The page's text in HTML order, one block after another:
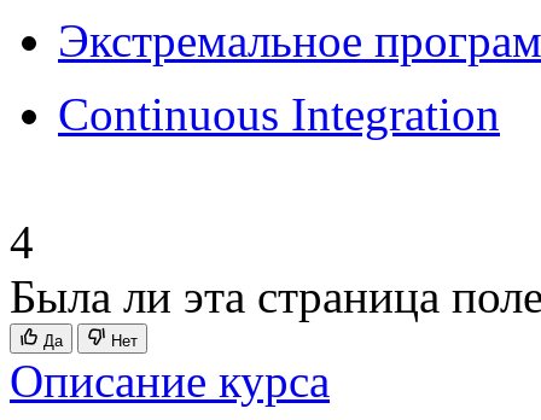
Экстремальное
Continuous Integration
4
Была ли эта страница
Да Нет
Описание курса